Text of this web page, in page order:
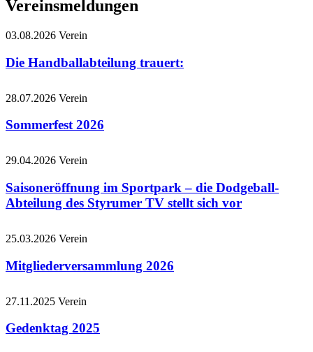
Vereinsmeldungen
03.08.2026 Verein
Die Handballabteilung trauert:
28.07.2026 Verein
Sommerfest 2026
29.04.2026 Verein
Saisoneröffnung im Sportpark – die Dodgeball-
Abteilung des Styrumer TV stellt sich vor
25.03.2026 Verein
Mitgliederversammlung 2026
27.11.2025 Verein
Gedenktag 2025